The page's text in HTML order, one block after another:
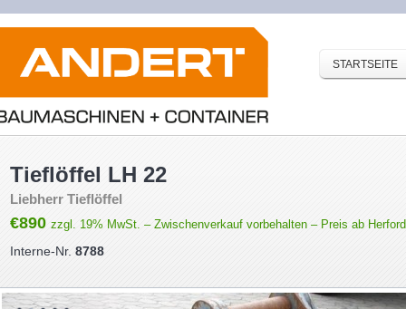
STARTSEITE
Tieflöffel LH 22
Liebherr Tieflöffel
€890 zzgl. 19% MwSt. – Zwischenverkauf vorbehalten – Preis ab Herford
Interne-Nr. 8788